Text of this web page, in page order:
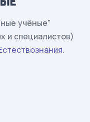
учёные"
и специалистов)
.